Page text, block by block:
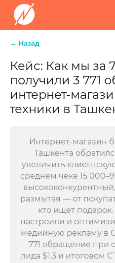
← Назад
Кейс: Как мы за
получили 3 771
интернет-
техники в
Интернет-магазин
Ташкента
увеличить
среднем чеке 15
размытая — от
кто ищет
настроили и
медийную рекламу в
771 обращение при
лида $1,3 и итоговом